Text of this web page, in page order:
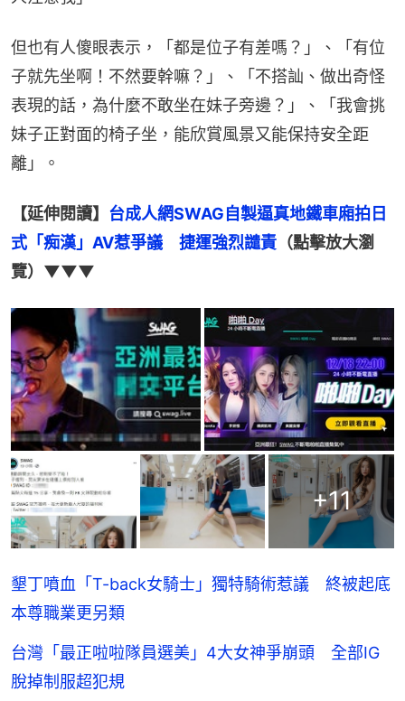
但也有人傻眼表示，「都是位子有差嗎？」、「有位
子就先坐啊！不然要幹嘛？」、「不搭訕、做出奇怪
表現的話，為什麼不敢坐在妹子旁邊？」、「我會挑
妹子正對面的椅子坐，能欣賞風景又能保持安全距
離」。
【延伸閱讀】 台成人網SWAG自製逼真地鐵車廂拍日
式「痴漢」AV惹爭議　捷運強烈譴責 （點擊放大瀏
覽）▼▼▼
+11
墾丁噴血「T-back女騎士」獨特騎術惹議 終被起底
本尊職業更另類
台灣「最正啦啦隊員選美」4大女神爭崩頭 全部IG
脫掉制服超犯規